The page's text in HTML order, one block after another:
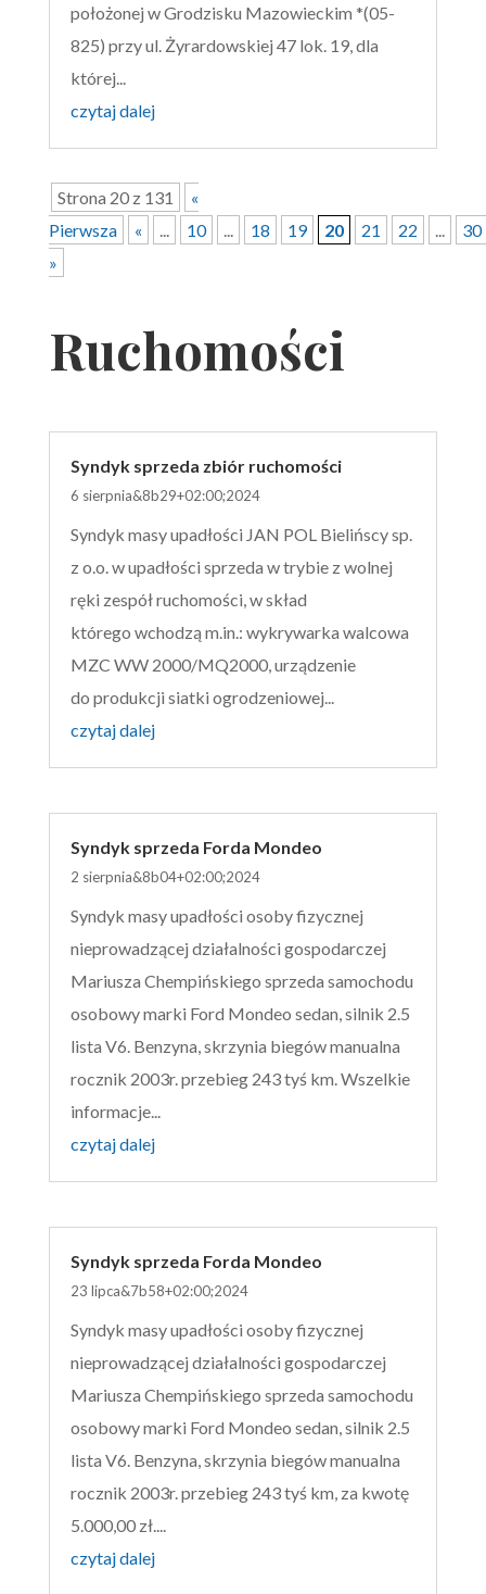
położonej w Grodzisku Mazowieckim *(05-
825) przy ul. Żyrardowskiej 47 lok. 19, dla
której...
czytaj dalej
Strona 20 z 131
«
Pierwsza
« 10 18 19 20 21 22
30
»
Ruchomości
Syndyk sprzeda zbiór ruchomości
6 sierpnia&8b29+02:00;2024
Syndyk masy upadłości JAN POL Bielińscy sp.
z o.o. w upadłości sprzeda w trybie z wolnej
ręki zespół ruchomości, w skład
którego wchodzą m.in.: wykrywarka walcowa
MZC WW 2000/MQ2000, urządzenie
do produkcji siatki ogrodzeniowej...
czytaj dalej
Syndyk sprzeda Forda Mondeo
2 sierpnia&8b04+02:00;2024
Syndyk masy upadłości osoby fizycznej
nieprowadzącej działalności gospodarczej
Mariusza Chempińskiego sprzeda samochodu
osobowy marki Ford Mondeo sedan, silnik 2.5
lista V6. Benzyna, skrzynia biegów manualna
rocznik 2003r. przebieg 243 tyś km. Wszelkie
informacje...
czytaj dalej
Syndyk sprzeda Forda Mondeo
23 lipca&7b58+02:00;2024
Syndyk masy upadłości osoby fizycznej
nieprowadzącej działalności gospodarczej
Mariusza Chempińskiego sprzeda samochodu
osobowy marki Ford Mondeo sedan, silnik 2.5
lista V6. Benzyna, skrzynia biegów manualna
rocznik 2003r. przebieg 243 tyś km, za kwotę
5.000,00 zł....
czytaj dalej